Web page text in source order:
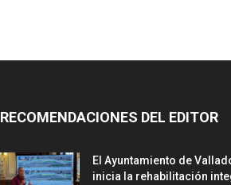
RECOMENDACIONES DEL EDITOR
El Ayuntamiento de
inicia la rehabilitación